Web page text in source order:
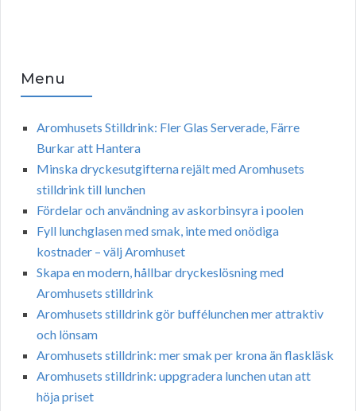
Menu
Aromhusets Stilldrink: Fler Glas Serverade, Färre
Burkar att Hantera
Minska dryckesutgifterna rejält med Aromhusets
stilldrink till lunchen
Fördelar och användning av askorbinsyra i poolen
Fyll lunchglasen med smak, inte med onödiga
kostnader – välj Aromhuset
Skapa en modern, hållbar dryckeslösning med
Aromhusets stilldrink
Aromhusets stilldrink gör buffélunchen mer attraktiv
och lönsam
Aromhusets stilldrink: mer smak per krona än flaskläsk
Aromhusets stilldrink: uppgradera lunchen utan att
höja priset